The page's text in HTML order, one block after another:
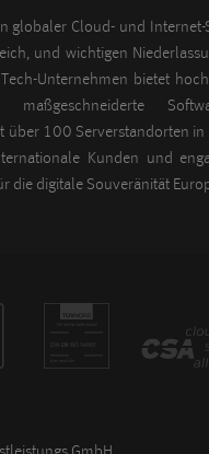
globaler Cloud- und Internet-
und wichtigen
Unternehmen bietet
maßgeschneiderte
über 100 Serverstandorten
Kunden und
die digitale Souveränität